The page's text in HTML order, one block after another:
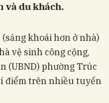
và du khách.
khoái hơn ở nhà)
vệ sinh công cộng,
(UBND) phường Trúc
điểm trên nhiều tuyến